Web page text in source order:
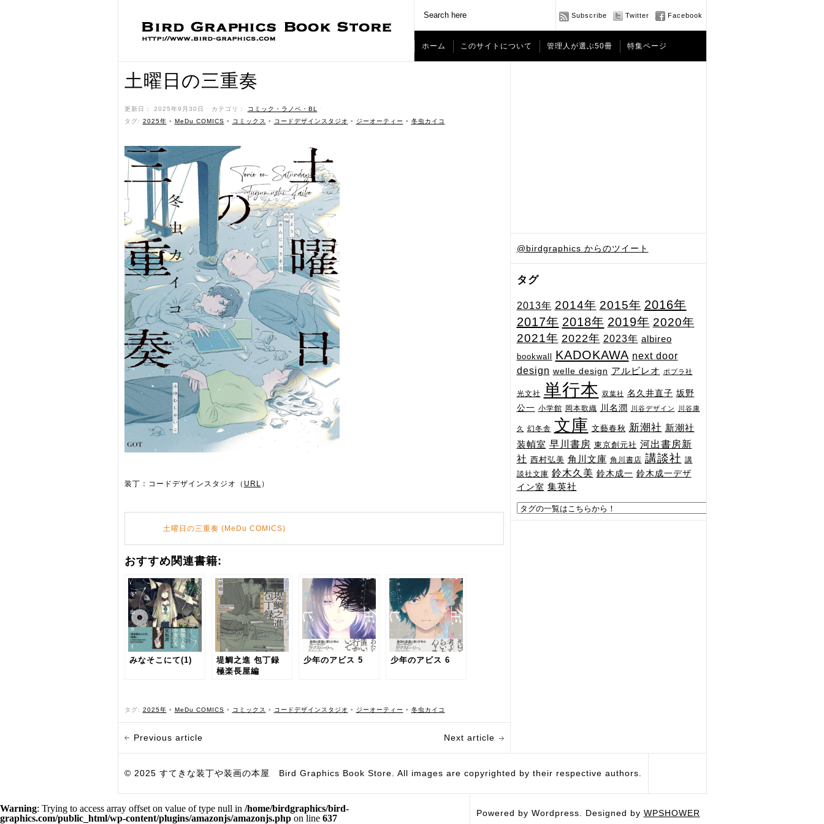
Subscribe Twitter Facebook
ホーム このサイトについて 管理人が選ぶ50冊 特集ページ
@birdgraphics からのツイート
タグ
2013年 2014年 2015年 2016年
2017年 2018年 2019年 2020年
2021年 2022年 2023年 albireo
bookwall KADOKAWA next door
design welle design アルビレオ ポプラ社
光文社 単行本 双葉社 名久井直子 坂野
公一 小学館 岡本歌織 川名潤 川谷デザイン 川谷康
久 幻冬舎 文庫 文藝春秋 新潮社 新潮社
装幀室 早川書房 東京創元社 河出書房新
社 西村弘美 角川文庫 角川書店 講談社 講
談社文庫 鈴木久美 鈴木成一 鈴木成一デザ
イン室 集英社
土曜日の三重奏
更新日： 2025年9月30日 ˑ カテゴリ： コミック・ラノベ・BL
ˑ
タグ: 2025年 • MeDu COMICS • コミックス • コードデザインスタジオ • ジーオーティー • 冬虫カイコ
装丁：コードデザインスタジオ（ URL ）
土曜日の三重奏 (MeDu COMICS)
おすすめ関連書籍:
みなそこにて(1)
堤鯛之進 包丁録
極楽長屋編
少年のアビス 5 少年のアビス 6
タグ: 2025年 • MeDu COMICS • コミックス • コードデザインスタジオ • ジーオーティー • 冬虫カイコ
Previous article Next article
© 2025 すてきな装丁や装画の本屋 Bird Graphics Book Store. All images are copyrighted by their respective authors.
Powered by Wordpress. Designed by WPSHOWER
Warning: Trying to access array offset on value of type null in /home/birdgraphics/bird-
graphics.com/public_html/wp-content/plugins/amazonjs/amazonjs.php on line 637